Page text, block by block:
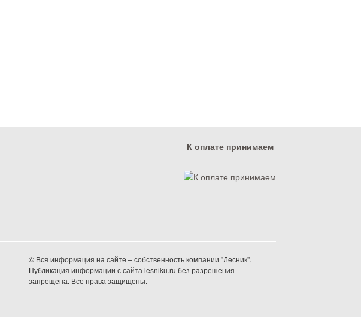
К оплате принимаем
© Вся информация на сайте – собственность компании "Лесник".
Публикация информации с сайта lesniku.ru без разрешения
запрещена. Все права защищены.